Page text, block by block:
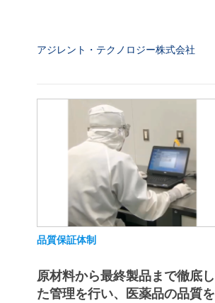
アジレント・テクノロジー株式会社
品質保証体制
原材料から最終製品まで徹底し
た管理を行い、医薬品の品質を